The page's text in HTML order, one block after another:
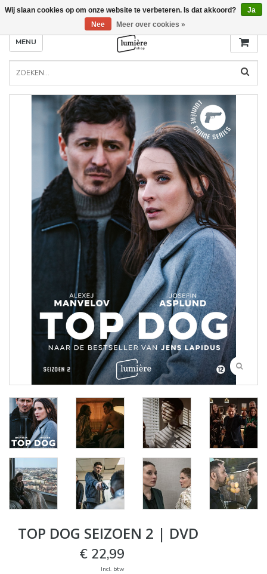
MENU
TOP DOG SEIZOEN 2 | DVD
€ 22,99
Incl. btw
Wij slaan cookies op om onze website te verbeteren. Is dat akkoord?
Ja
Nee
Meer over cookies »